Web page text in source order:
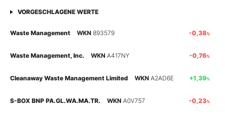
Experten
Mein B:O
VORGESCHLAGENE WERTE
Waste Management WKN 893579 -0,38%
Waste Management, Inc. WKN A417NY -0,76%
Cleanaway Waste Management Limited WKN A2AD6E +1,39%
S-BOX BNP PA.GL.WA.MA.TR. WKN A0V757 -0,23%